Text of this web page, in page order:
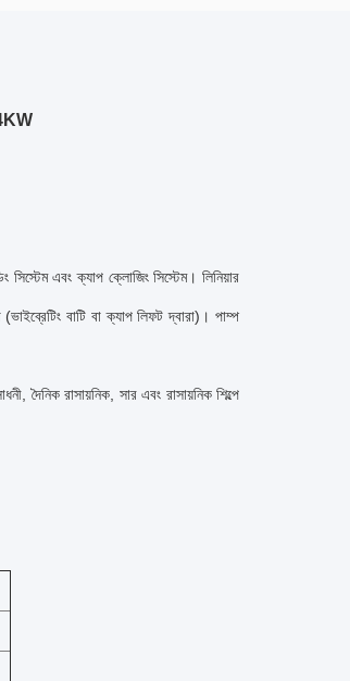
এবং ক্যাপ ক্লোজিং সিস্টেম। লিনিয়ার
বাটি বা ক্যাপ লিফট দ্বারা)। পাম্প
দৈনিক রাসায়নিক, সার এবং রাসায়নিক শিল্পে